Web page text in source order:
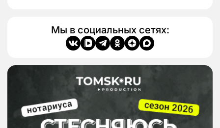
Мы в социальных сетях: